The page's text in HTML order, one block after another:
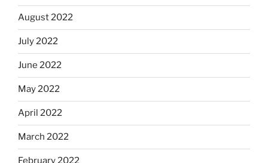
August 2022
July 2022
June 2022
May 2022
April 2022
March 2022